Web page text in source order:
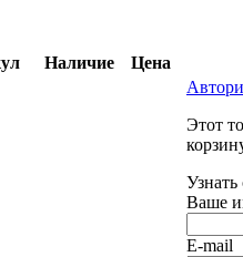
Наличие Цена
Этот
Узнать
Ваше
E-mail